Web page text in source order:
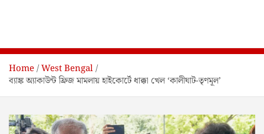
Home West Bengal
ব্যাঙ্ক অ্যাকাউন্ট ফ্রিজ মামলায় হাইকোর্টে ধাক্কা খেল ‘কালীঘাট-তৃণমূল’